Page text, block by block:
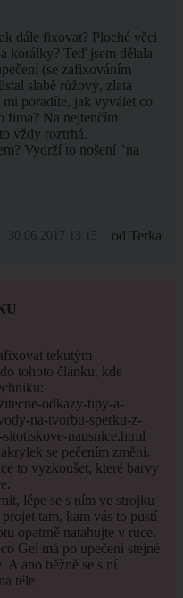
dále fixovat? Ploché věci
korálky? Teď jsem dělala
(se zafixováním
slabě růžový, zlatá
mi poradíte, jak vyválet co
fima? Na nejtenčím
vždy roztrhá.
Vydrží to nošení "na
30.06.2017 13:15 od Terka
tekutým
tohoto článku, kde
odkazy-tipy-a-
na-tvorbu-sperku-z-
nausnice.html
se pečením změní.
to vyzkoušet, které barvy
lépe se s ním ve strojku
tam, kam vás to pustí
opatrně natahujte v ruce.
Gel má po upečení stejné
A ano běžně se s ní
těle.